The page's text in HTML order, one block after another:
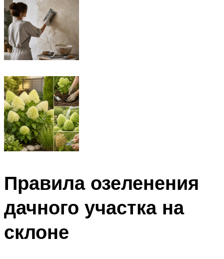
Правила озеленения
дачного участка на
склоне